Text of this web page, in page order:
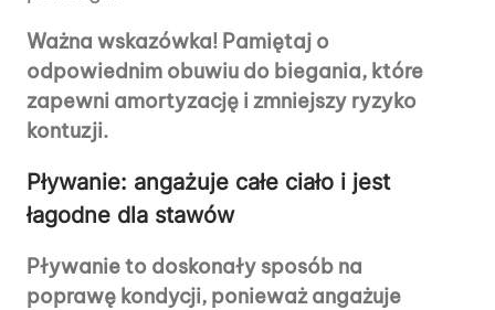
Ważna wskazówka! Pamiętaj o
odpowiednim obuwiu do biegania, które
zapewni amortyzację i zmniejszy ryzyko
kontuzji.
Pływanie: angażuje całe ciało i jest
łagodne dla stawów
Pływanie to doskonały sposób na
poprawę kondycji, ponieważ angażuje